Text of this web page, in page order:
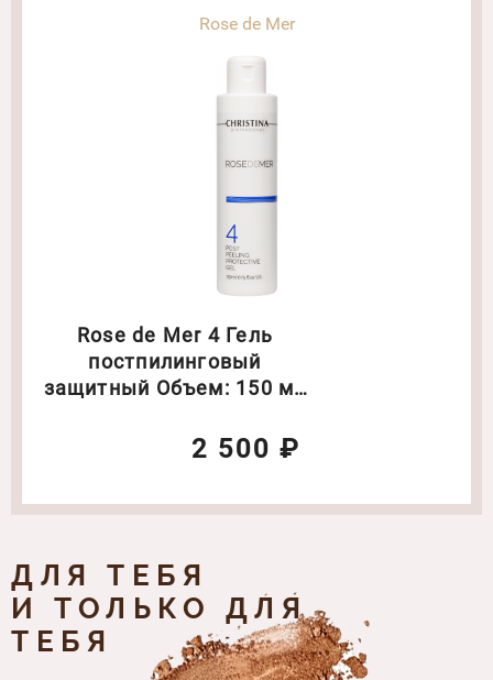
Rose de Mer
Rose de Mer 4 Гель
постпилинговый
защитный Объем: 150 мл
2 500 ₽
ДЛЯ ТЕБЯ
И ТОЛЬКО ДЛЯ
ТЕБЯ